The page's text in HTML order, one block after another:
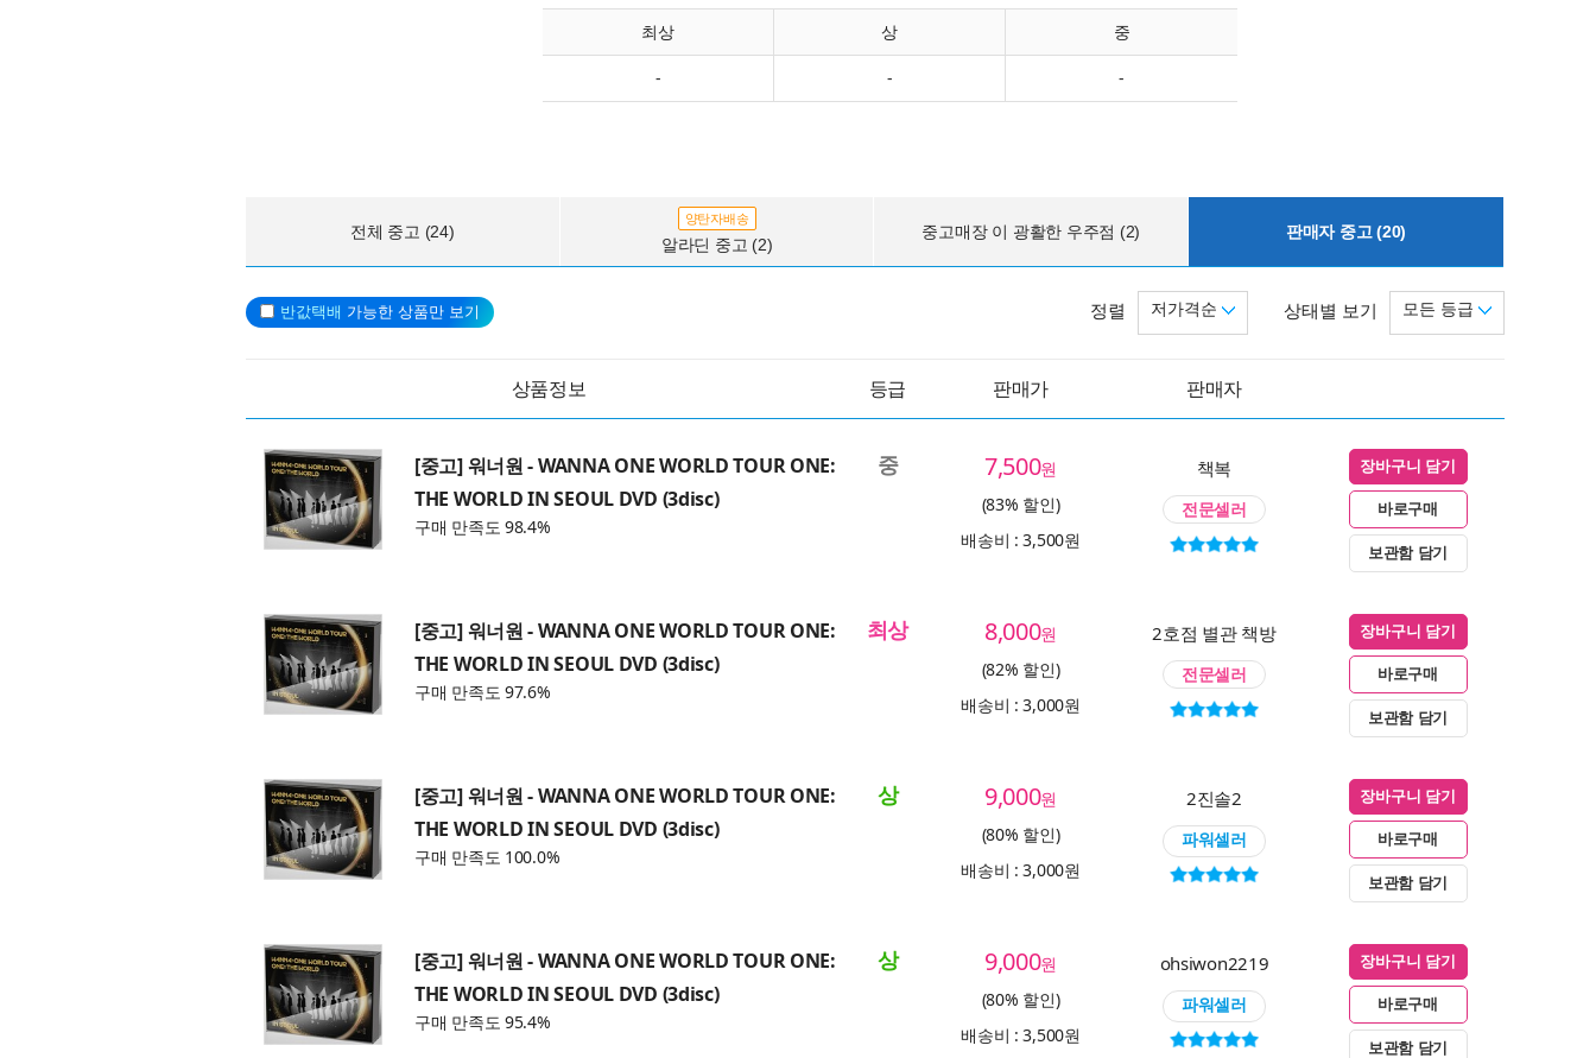
최상 상 중
- - -
전체 중고 (24)
양탄자배송
알라딘 중고 (2)
중고매장 이 광활한 우주점 (2) 판매자 중고 (20)
반값택배 가능한 상품만 보기 상태별 보기 모든 등급
정렬 저가격순
상품정보 등급 판매가 판매자
[중고] 워너원 - WANNA ONE WORLD TOUR ONE:
THE WORLD IN SEOUL DVD (3disc)
구매 만족도 98.4%
중 7,500원
(83% 할인)
배송비 : 3,500원
책복
전문셀러
장바구니 담기
바로구매
보관함 담기
[중고] 워너원 - WANNA ONE WORLD TOUR ONE:
THE WORLD IN SEOUL DVD (3disc)
구매 만족도 97.6%
최상 8,000원
(82% 할인)
배송비 : 3,000원
2호점 별관 책방
전문셀러
장바구니 담기
바로구매
보관함 담기
[중고] 워너원 - WANNA ONE WORLD TOUR ONE:
THE WORLD IN SEOUL DVD (3disc)
구매 만족도 100.0%
상 9,000원
(80% 할인)
배송비 : 3,000원
2진솔2
파워셀러
장바구니 담기
바로구매
보관함 담기
[중고] 워너원 - WANNA ONE WORLD TOUR ONE:
THE WORLD IN SEOUL DVD (3disc)
구매 만족도 95.4%
상 9,000원
(80% 할인)
배송비 : 3,500원
ohsiwon2219
파워셀러
장바구니 담기
바로구매
보관함 담기